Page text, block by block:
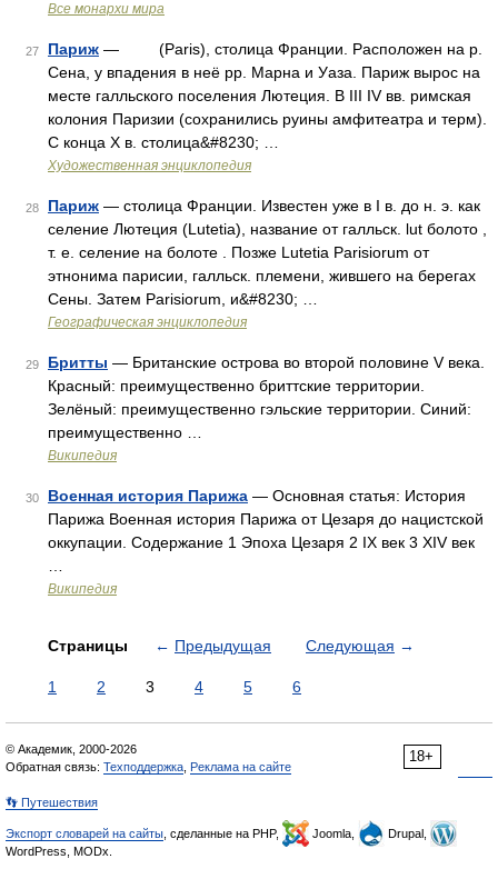
Все монархи мира
27 Париж — (Paris), столица Франции. Расположен на р.
Сена, у впадения в неё pp. Марна и Уаза. Париж вырос на
месте галльского поселения Лютеция. В III IV вв. римская
колония Паризии (сохранились руины амфитеатра и терм).
С конца X в. столица&#8230; …
Художественная энциклопедия
28 Париж — столица Франции. Известен уже в I в. до н. э. как
селение Лютеция (Lutetia), название от галльск. lut болото ,
т. е. селение на болоте . Позже Lutetia Parisiorum от
этнонима парисии, галльск. племени, жившего на берегах
Сены. Затем Parisiorum, и&#8230; …
Географическая энциклопедия
29 Бритты — Британские острова во второй половине V века.
Красный: преимущественно бриттские территории.
Зелёный: преимущественно гэльские территории. Синий:
преимущественно …
Википедия
30 Военная история Парижа — Основная статья: История
Парижа Военная история Парижа от Цезаря до нацистской
оккупации. Содержание 1 Эпоха Цезаря 2 IX век 3 XIV век
Википедия
Страницы ← Предыдущая Следующая →
1 2 3 4 5 6
18+
© Академик, 2000-2026
Обратная связь: Техподдержка Реклама на сайте
👣 Путешествия
Экспорт словарей на сайты , сделанные на PHP, Joomla,
Drupal,
WordPress, MODx.